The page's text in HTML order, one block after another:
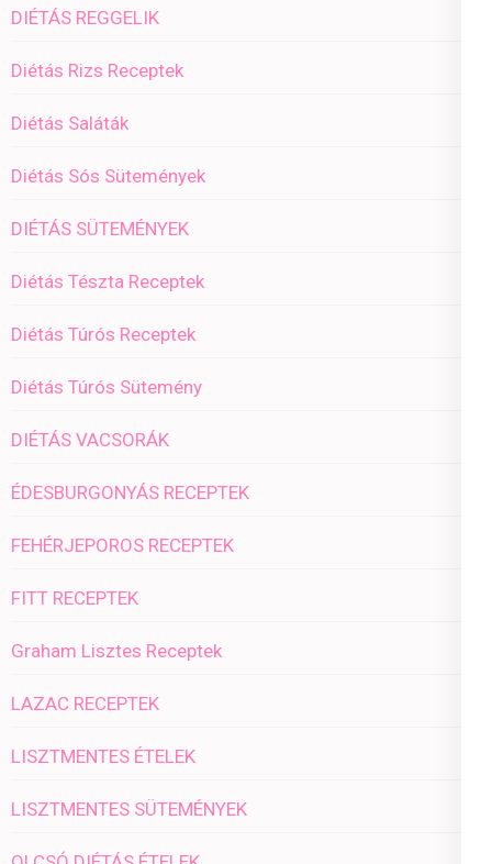
DIÉTÁS REGGELIK
Diétás Rizs Receptek
Diétás Saláták
Diétás Sós Sütemények
DIÉTÁS SÜTEMÉNYEK
Diétás Tészta Receptek
Diétás Túrós Receptek
Diétás Túrós Sütemény
DIÉTÁS VACSORÁK
ÉDESBURGONYÁS RECEPTEK
FEHÉRJEPOROS RECEPTEK
FITT RECEPTEK
Graham Lisztes Receptek
LAZAC RECEPTEK
LISZTMENTES ÉTELEK
LISZTMENTES SÜTEMÉNYEK